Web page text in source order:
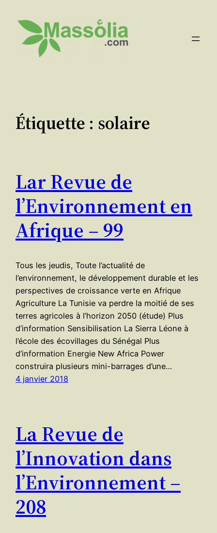
contenu
Étiquette : solaire
Lar Revue de
l’Environnement en
Afrique – 99
Tous les jeudis, Toute l’actualité de
l’environnement, le développement durable et les
perspectives de croissance verte en Afrique
Agriculture La Tunisie va perdre la moitié de ses
terres agricoles à l’horizon 2050 (étude) Plus
d’information Sensibilisation La Sierra Léone à
l’école des écovillages du Sénégal Plus
d’information Energie New Africa Power
construira plusieurs mini-barrages d’une…
4 janvier 2018
La Revue de
l’Innovation dans
l’Environnement –
208